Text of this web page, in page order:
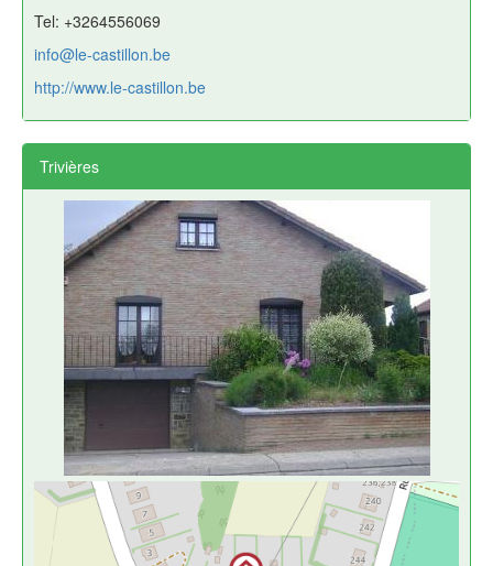
Tel: +3264556069
info@le-castillon.be
http://www.le-castillon.be
Trivières